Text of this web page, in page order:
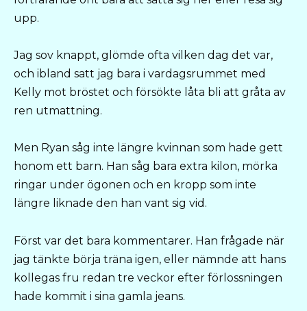
upp.
Jag sov knappt, glömde ofta vilken dag det var,
och ibland satt jag bara i vardagsrummet med
Kelly mot bröstet och försökte låta bli att gråta av
ren utmattning.
Men Ryan såg inte längre kvinnan som hade gett
honom ett barn. Han såg bara extra kilon, mörka
ringar under ögonen och en kropp som inte
längre liknade den han vant sig vid.
Först var det bara kommentarer. Han frågade när
jag tänkte börja träna igen, eller nämnde att hans
kollegas fru redan tre veckor efter förlossningen
hade kommit i sina gamla jeans.